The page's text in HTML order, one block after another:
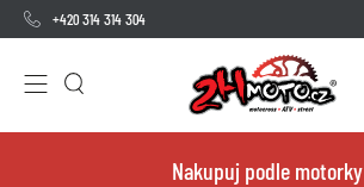
+420 314 314 304
Nakupuj podle motorky